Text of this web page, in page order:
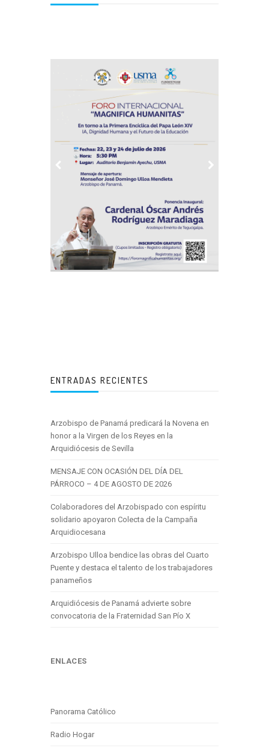
ENTRADAS RECIENTES
Arzobispo de Panamá predicará la Novena en
honor a la Virgen de los Reyes en la
Arquidiócesis de Sevilla
MENSAJE CON OCASIÓN DEL DÍA DEL
PÁRROCO – 4 DE AGOSTO DE 2026
Colaboradores del Arzobispado con espíritu
solidario apoyaron Colecta de la Campaña
Arquidiocesana
Arzobispo Ulloa bendice las obras del Cuarto
Puente y destaca el talento de los trabajadores
panameños
Arquidiócesis de Panamá advierte sobre
convocatoria de la Fraternidad San Pío X
ENLACES
Panorama Católico
Radio Hogar